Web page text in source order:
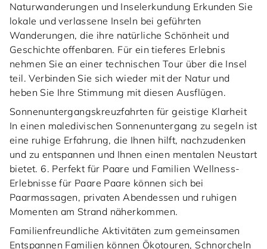
Naturwanderungen und Inselerkundung Erkunden Sie
lokale und verlassene Inseln bei geführten
Wanderungen, die ihre natürliche Schönheit und
Geschichte offenbaren. Für ein tieferes Erlebnis
nehmen Sie an einer technischen Tour über die Insel
teil. Verbinden Sie sich wieder mit der Natur und
heben Sie Ihre Stimmung mit diesen Ausflügen.
Sonnenuntergangskreuzfahrten für geistige Klarheit
In einen maledivischen Sonnenuntergang zu segeln ist
eine ruhige Erfahrung, die Ihnen hilft, nachzudenken
und zu entspannen und Ihnen einen mentalen Neustart
bietet. 6. Perfekt für Paare und Familien Wellness-
Erlebnisse für Paare Paare können sich bei
Paarmassagen, privaten Abendessen und ruhigen
Momenten am Strand näherkommen.
Familienfreundliche Aktivitäten zum gemeinsamen
Entspannen Familien können Ökotouren, Schnorcheln